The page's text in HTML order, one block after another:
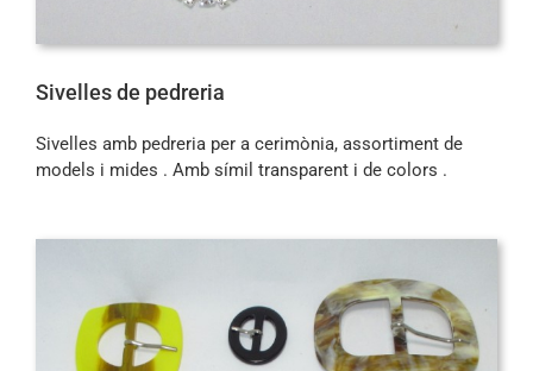
Sivelles de pedreria
Sivelles amb pedreria per a cerimònia, assortiment de
models i mides . Amb símil transparent i de colors .